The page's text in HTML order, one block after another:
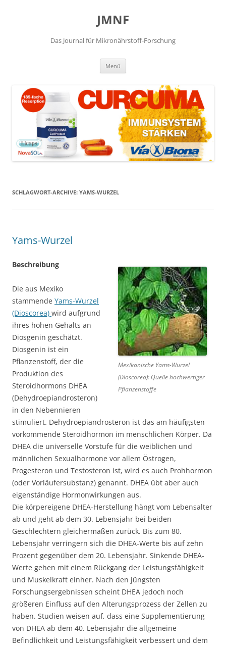
JMNF
Das Journal für Mikronährstoff-Forschung
Menü
SCHLAGWORT-ARCHIVE: YAMS-WURZEL
Yams-Wurzel
Mexikanische Yams-Wurzel
(Dioscorea): Quelle hochwertiger
Pflanzenstoffe
Beschreibung
Die aus Mexiko
stammende Yams-Wurzel
(Dioscorea) wird aufgrund
ihres hohen Gehalts an
Diosgenin geschätzt.
Diosgenin ist ein
Pflanzenstoff, der die
Produktion des
Steroidhormons DHEA
(Dehydroepiandrosteron)
in den Nebennieren
stimuliert. Dehydroepiandrosteron ist das am häufigsten
vorkommende Steroidhormon im menschlichen Körper. Da
DHEA die universelle Vorstufe für die weiblichen und
männlichen Sexualhormone vor allem Östrogen,
Progesteron und Testosteron ist, wird es auch Prohhormon
(oder Vorläufersubstanz) genannt. DHEA übt aber auch
eigenständige Hormonwirkungen aus.
Die körpereigene DHEA-Herstellung hängt vom Lebensalter
ab und geht ab dem 30. Lebensjahr bei beiden
Geschlechtern gleichermaßen zurück. Bis zum 80.
Lebensjahr verringern sich die DHEA-Werte bis auf zehn
Prozent gegenüber dem 20. Lebensjahr. Sinkende DHEA-
Werte gehen mit einem Rückgang der Leistungsfähigkeit
und Muskelkraft einher. Nach den jüngsten
Forschungsergebnissen scheint DHEA jedoch noch
größeren Einfluss auf den Alterungsprozess der Zellen zu
haben. Studien weisen auf, dass eine Supplementierung
von DHEA ab dem 40. Lebensjahr die allgemeine
Befindlichkeit und Leistungsfähigkeit verbessert und dem